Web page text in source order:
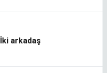
İki arkadaş